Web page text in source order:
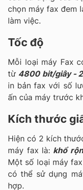
chọn máy fax đem
làm việc.
Tốc độ
Mỗi loại máy Fax
từ 4800 bit/giây -
in bản fax với số
ấn của máy trước
Kích thước
Hiện có 2 kích
máy fax là: khổ
Một số loại máy
có thể sử dụng
hợp.